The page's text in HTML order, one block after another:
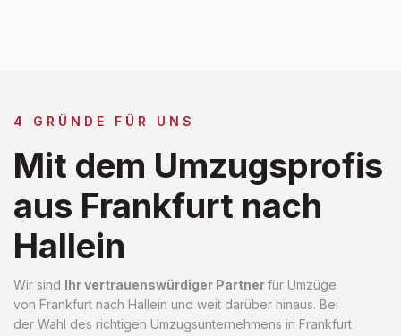
4 GRÜNDE FÜR UNS
Mit dem Umzugsprofis
aus Frankfurt nach
Hallein
Wir sind Ihr vertrauenswürdiger Partnerfür Umzüge
von Frankfurt nach Hallein und weit darüber hinaus. Bei
der Wahl des richtigen Umzugsunternehmens in Frankfurt